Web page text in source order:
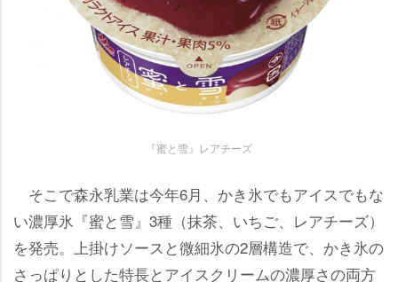
『蜜と雪』レアチーズ
そこで森永乳業は今年6月、かき氷でもアイスでもな
い濃厚氷『蜜と雪』3種（抹茶、いちご、レアチーズ）
を発売。上掛けソースと微細氷の2層構造で、かき氷の
さっぱりとした特長とアイスクリームの濃厚さの両方